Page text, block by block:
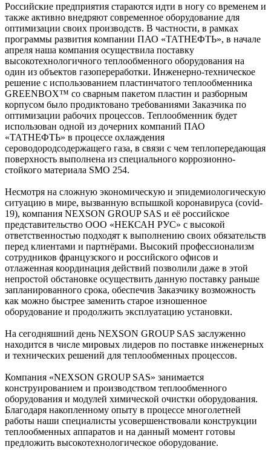
Российские предприятия стараются идти в ногу со временем и
также активно внедряют современное оборудование для
оптимизации своих производств. В частности, в рамках
программы развития компании ПАО «ТАТНЕФТЬ», в начале
апреля наша компания осуществила поставку
высокотехнологичного теплообменного оборудования на
один из объектов газопереработки. Инженерно-техническое
решение с использованием пластинчатого теплообменника
GREENBOX™ со сварным пакетом пластин и разборным
корпусом было продиктовано требованиями Заказчика по
оптимизации рабочих процессов. Теплообменник будет
использован одной из дочерних компаний ПАО
«ТАТНЕФТЬ» в процессе охлаждения
сероводородсодержащего газа, в связи с чем теплопередающая
поверхность выполнена из специального коррозионно-
стойкого материала SMO 254.
Несмотря на сложную экономическую и эпидемиологическую
ситуацию в мире, вызванную вспышкой коронавируса (covid-
19), компания NEXSON GROUP SAS и её российское
представительство ООО «НЕКСАН РУС» с высокой
ответственностью подходят к выполнению своих обязательств
перед клиентами и партнёрами. Высокий профессионализм
сотрудников французского и российского офисов и
отлаженная координация действий позволили даже в этой
непростой обстановке осуществить данную поставку раньше
запланированного срока, обеспечив Заказчику возможность
как можно быстрее заменить старое изношенное
оборудование и продолжить эксплуатацию установки.
На сегодняшний день NEXSON GROUP SAS заслуженно
находится в числе мировых лидеров по поставке инженерных
и технических решений для теплообменных процессов.
Компания «NEXSON GROUP SAS» занимается
конструированием и производством теплообменного
оборудования и модулей химической очистки оборудования.
Благодаря накопленному опыту в процессе многолетней
работы наши специалисты усовершенствовали конструкции
теплообменных аппаратов и на данный момент готовы
предложить высокотехнологическое оборудование.